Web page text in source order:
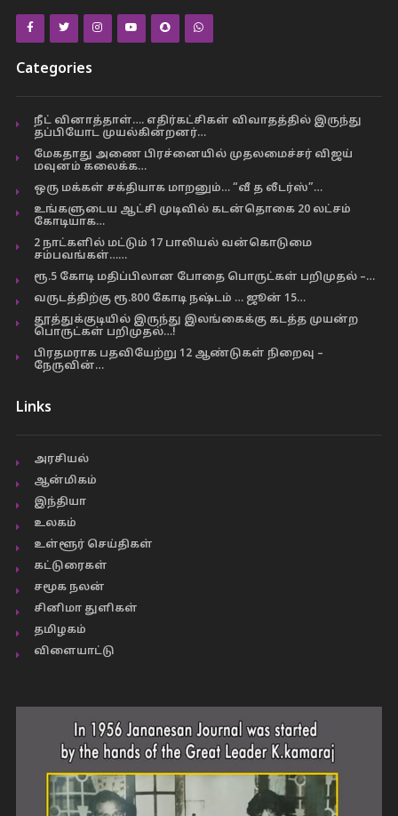
Categories
நீட் வினாத்தாள்…. எதிர்கட்சிகள் விவாதத்தில் இருந்து
தப்பியோட முயல்கின்றனர்…
மேகதாது அணை பிரச்னையில் முதலமைச்சர் விஜய்
மவுனம் கலைக்க…
ஒரு மக்கள் சக்தியாக மாறனும்… “வீ த லீடர்ஸ்”…
உங்களுடைய ஆட்சி முடிவில் கடன்தொகை 20 லட்சம்
கோடியாக…
2 நாட்களில் மட்டும் 17 பாலியல் வன்கொடுமை
சம்பவங்கள்……
ரூ.5 கோடி மதிப்பிலான போதை பொருட்கள் பறிமுதல் –…
வருடத்திற்கு ரூ.800 கோடி நஷ்டம் … ஜூன் 15…
தூத்துக்குடியில் இருந்து இலங்கைக்கு கடத்த முயன்ற
பொருட்கள் பறிமுதல்…!
பிரதமராக பதவியேற்று 12 ஆண்டுகள் நிறைவு –
நேருவின்…
Links
அரசியல்
ஆன்மிகம்
இந்தியா
உலகம்
உள்ளூர் செய்திகள்
கட்டுரைகள்
சமூக நலன்
சினிமா துளிகள்
தமிழகம்
விளையாட்டு